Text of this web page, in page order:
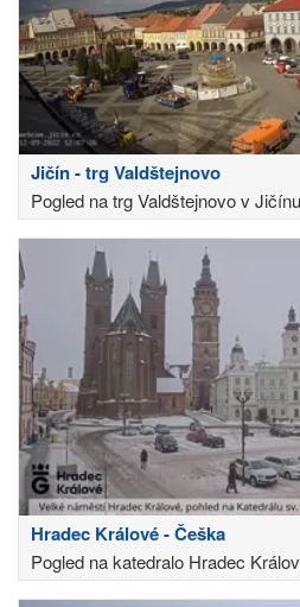
Jičín - trg Valdštejnovo
Pogled na trg Valdštejnovo v Jičínu
Hradec Králové - Češka
Pogled na katedralo Hradec